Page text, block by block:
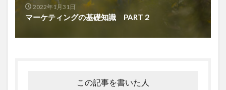
2022年1月31日
マーケティングの基礎知識 PART２
この記事を書いた人